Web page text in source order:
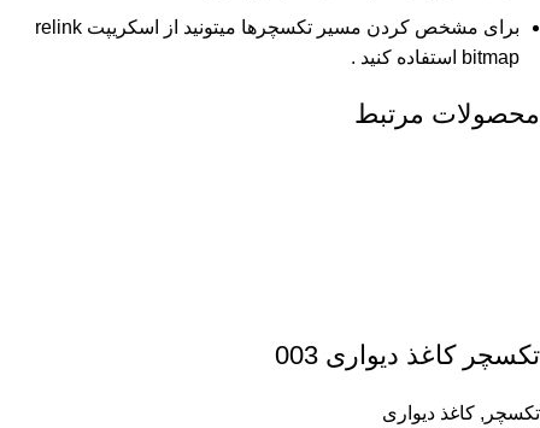
برای مشخص کردن مسیر تکسچرها میتونید از اسکریپت relink
bitmap استفاده کنید .
محصولات مرتبط
تکسچر کاغذ دیواری 003
تکسچر , کاغذ دیواری